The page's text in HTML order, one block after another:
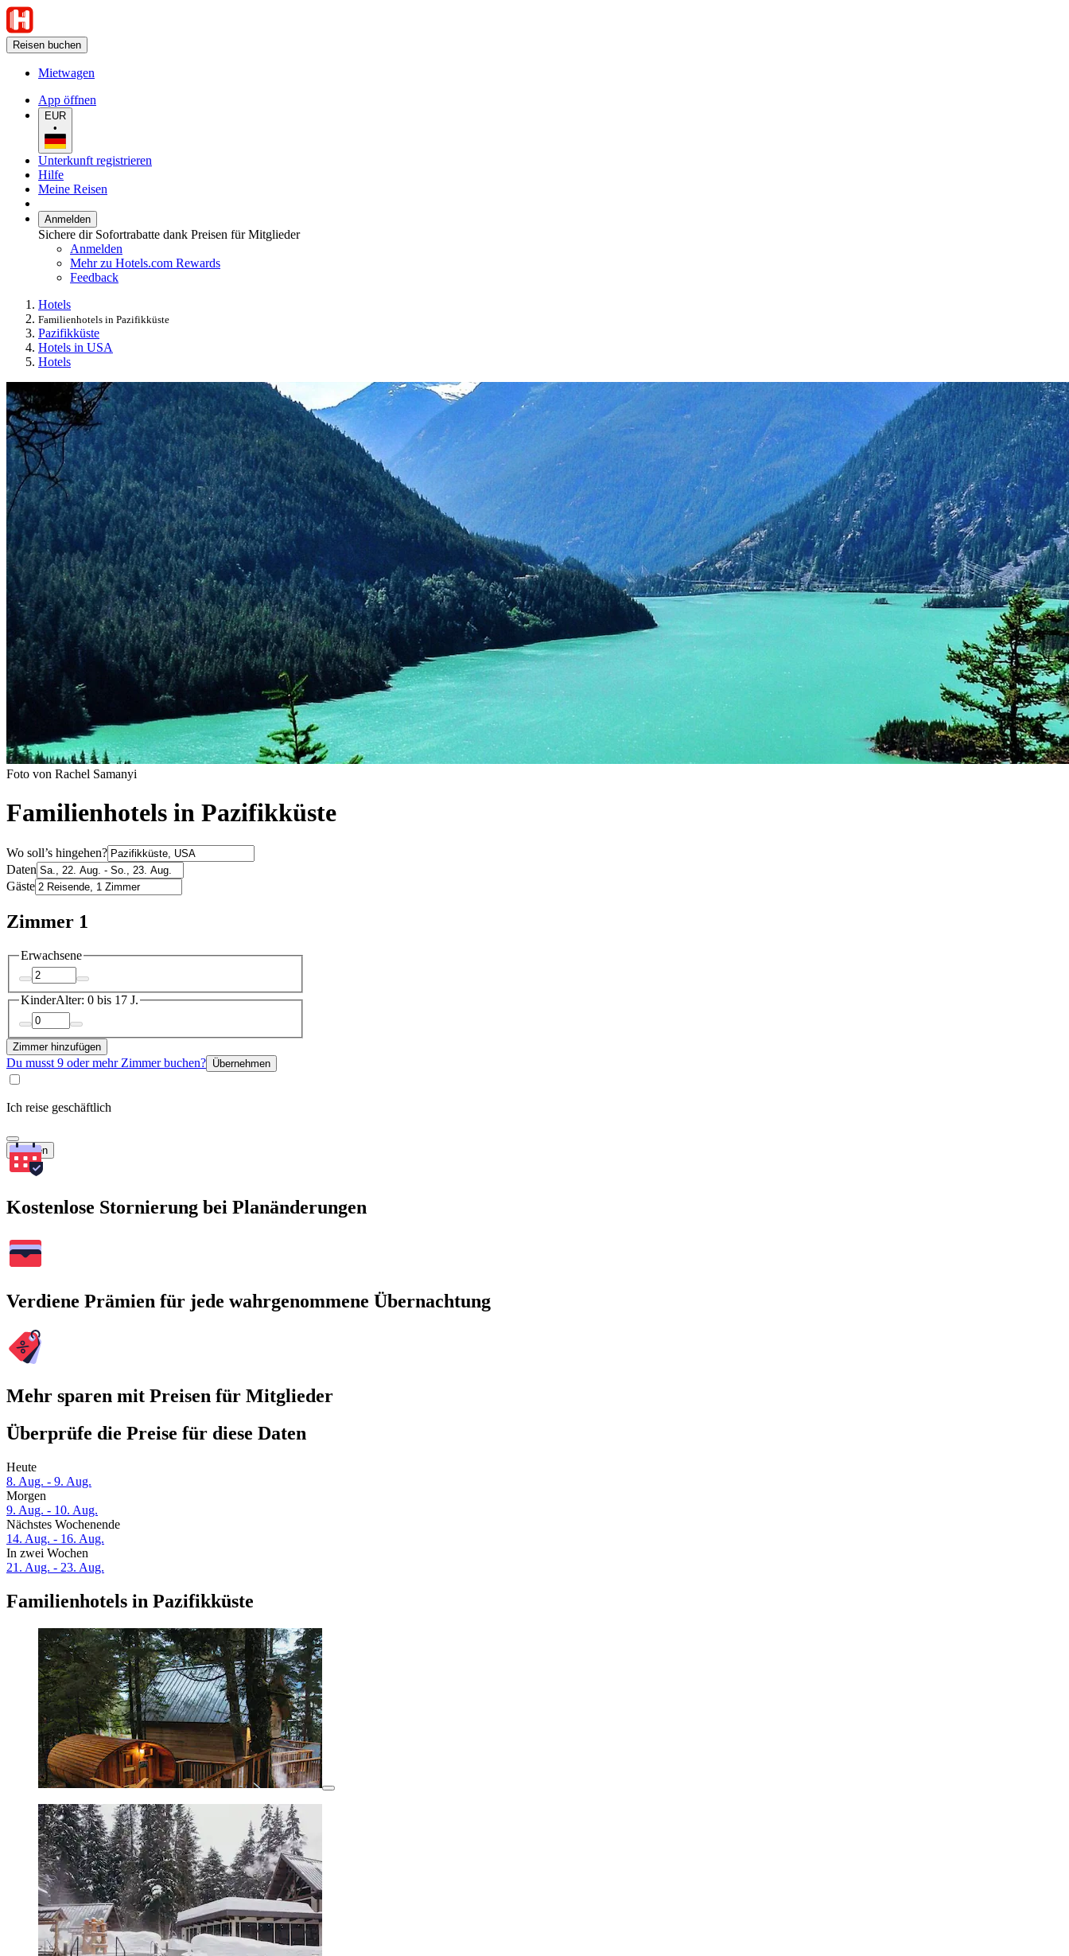
Reisen buchen
Mietwagen
App öffnen
EUR
•
Unterkunft registrieren
Hilfe
Meine Reisen
Anmelden
Sichere dir Sofortrabatte dank Preisen für Mitglieder
Anmelden
Mehr zu Hotels.com Rewards
Feedback
Hotels
Familienhotels in Pazifikküste
Pazifikküste
Hotels in USA
Hotels
Foto von Rachel Samanyi
Familienhotels in Pazifikküste
Wo soll’s hingehen?
Daten
Gäste
Zimmer 1
Erwachsene
KinderAlter: 0 bis 17 J.
Zimmer hinzufügen
Du musst 9 oder mehr Zimmer buchen? Übernehmen
Ich reise geschäftlich
Suchen
Kostenlose Stornierung bei Planänderungen
Verdiene Prämien für jede wahrgenommene Übernachtung
Mehr sparen mit Preisen für Mitglieder
Überprüfe die Preise für diese Daten
Heute
8. Aug. - 9. Aug.
Morgen
9. Aug. - 10. Aug.
Nächstes Wochenende
14. Aug. - 16. Aug.
In zwei Wochen
21. Aug. - 23. Aug.
Familienhotels in Pazifikküste